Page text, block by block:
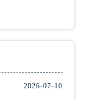
安徽省阜阳市颍州区颍州北路浪琴售后服务中心（需提前预约）
2026-07-10